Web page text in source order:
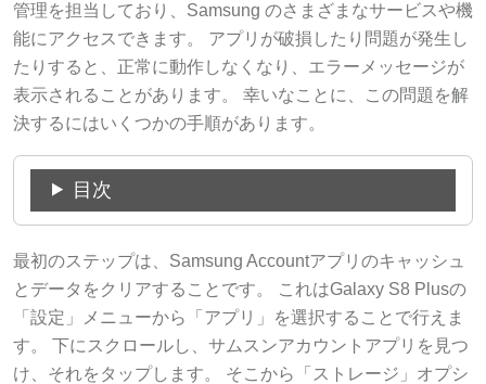
能にアクセスできます。 アプリが破損したり問題が発生し
たりすると、正常に動作しなくなり、エラーメッセージが
表示されることがあります。 幸いなことに、この問題を解
決するにはいくつかの手順があります。
目次
最初のステップは、Samsung Accountアプリのキャッシュ
とデータをクリアすることです。 これはGalaxy S8 Plusの
「設定」メニューから「アプリ」を選択することで行えま
す。 下にスクロールし、サムスンアカウントアプリを見つ
け、それをタップします。 そこから「ストレージ」オプシ